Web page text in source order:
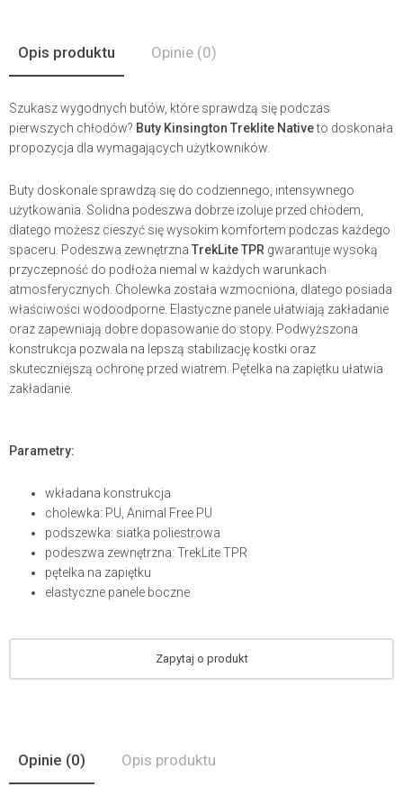
Opis produktu Opinie (0)
Szukasz wygodnych butów, które sprawdzą się podczas
pierwszych chłodów? Buty Kinsington Treklite Nativeto doskonała
propozycja dla wymagających użytkowników.
Buty doskonale sprawdzą się do codziennego, intensywnego
użytkowania. Solidna podeszwa dobrze izoluje przed chłodem,
dlatego możesz cieszyć się wysokim komfortem podczas każdego
spaceru. Podeszwa zewnętrzna TrekLite TPR gwarantuje wysoką
przyczepność do podłoża niemal w każdych warunkach
atmosferycznych. Cholewka została wzmocniona, dlatego posiada
właściwości wodoodporne. Elastyczne panele ułatwiają zakładanie
oraz zapewniają dobre dopasowanie do stopy. Podwyższona
konstrukcja pozwala na lepszą stabilizację kostki oraz
skuteczniejszą ochronę przed wiatrem. Pętelka na zapiętku ułatwia
zakładanie.
Parametry:
wkładana konstrukcja
cholewka: PU, Animal Free PU
podszewka: siatka poliestrowa
podeszwa zewnętrzna: TrekLite TPR
pętelka na zapiętku
elastyczne panele boczne
Zapytaj o produkt
Opinie (0) Opis produktu